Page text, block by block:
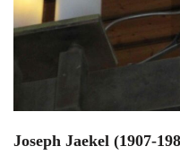
Joseph Jaekel (1907-